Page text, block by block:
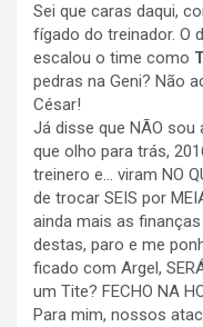
Sei que caras daqui,
fígado do treinador. O
escalou o time como
pedras na Geni? Não
César!
Já disse que NÃO sou
que olho para trás,
treinero e… viram NO
de trocar SEIS por
ainda mais as
destas, paro e me
ficado com Argel,
um Tite? FECHO NA
Para mim, nossos